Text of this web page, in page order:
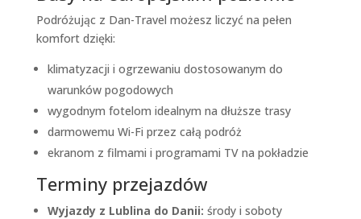
Podróżując z Dan-Travel możesz liczyć na pełen
komfort dzięki:
klimatyzacji i ogrzewaniu dostosowanym do
warunków pogodowych
wygodnym fotelom idealnym na dłuższe trasy
darmowemu Wi-Fi przez całą podróż
ekranom z filmami i programami TV na pokładzie
Terminy przejazdów
Wyjazdy z Lublina do Danii: środy i soboty